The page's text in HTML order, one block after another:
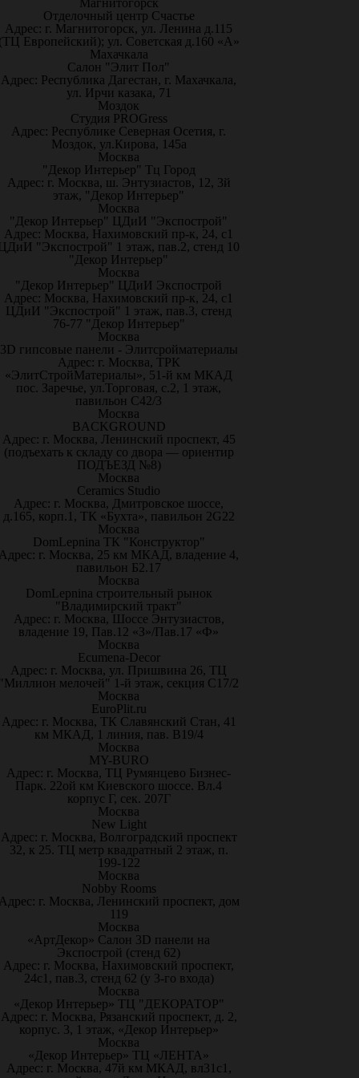
Магнитогорск
Отделочный центр Счастье
Адрес: г. Магнитогорск, ул. Ленина д.115
Европейский); ул. Советская д.160 «А»
Махачкала
Салон "Элит Пол"
Адрес: Республика Дагестан, г. Махачкала,
ул. Ирчи казака, 71
Моздок
Студия PROGress
Адрес: Республике Северная Осетия, г.
Моздок, ул.Кирова, 145а
Москва
"Декор Интерьер" Тц Город
Адрес: г. Москва, ш. Энтузиастов, 12, 3й
этаж, "Декор Интерьер"
Москва
"Декор Интерьер" ЦДиИ "Экспострой"
Адрес: Москва, Нахимовский пр-к, 24, с1
"Экспострой" 1 этаж, пав.2, стенд 10
"Декор Интерьер"
Москва
"Декор Интерьер" ЦДиИ Экспострой
Адрес: Москва, Нахимовский пр-к, 24, с1
ЦДиИ "Экспострой" 1 этаж, пав.3, стенд
76-77 "Декор Интерьер"
Москва
3D гипсовые панели - Элитсройматериалы
Адрес: г. Москва, ТРК
«ЭлитСтройМатериалы», 51-й км МКАД
пос. Заречье, ул.Торговая, с.2, 1 этаж,
павильон С42/3
Москва
BACKGROUND
Адрес: г. Москва, Ленинский проспект, 45
(подъехать к складу со двора — ориентир
ПОДЪЕЗД №8)
Москва
Ceramics Studio
Адрес: г. Москва, Дмитровское шоссе,
д.165, корп.1, ТК «Бухта», павильон 2G22
Москва
DomLepnina ТК "Конструктор"
г. Москва, 25 км МКАД, владение 4,
павильон Б2.17
Москва
DomLepnina строительный рынок
"Владимирский тракт"
Адрес: г. Москва, Шоссе Энтузиастов,
владение 19, Пав.12 «З»/Пав.17 «Ф»
Москва
Ecumena-Decor
Адрес: г. Москва, ул. Пришвина 26, ТЦ
мелочей" 1-й этаж, секция С17/2
Москва
EuroPlit.ru
Адрес: г. Москва, ТК Славянский Стан, 41
км МКАД, 1 линия, пав. В19/4
Москва
MY-BURO
Адрес: г. Москва, ТЦ Румянцево Бизнес-
Парк. 22ой км Киевского шоссе. Вл.4
корпус Г, сек. 207Г
Москва
New Light
Адрес: г. Москва, Волгоградский проспект
32, к 25. ТЦ метр квадратный 2 этаж, п.
199-122
Москва
Nobby Rooms
г. Москва, Ленинский проспект, дом
119
Москва
«АртДекор» Салон 3D панели на
Экспострой (стенд 62)
Адрес: г. Москва, Нахимовский проспект,
24с1, пав.3, стенд 62 (у 3-го входа)
Москва
«Декор Интерьер» ТЦ "ДЕКОРАТОР"
Адрес: г. Москва, Рязанский проспект, д. 2,
корпус. 3, 1 этаж, «Декор Интерьер»
Москва
«Декор Интерьер» ТЦ «ЛЕНТА»
Адрес: г. Москва, 47й км МКАД, вл31с1,